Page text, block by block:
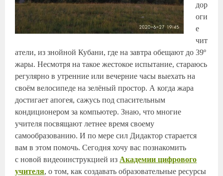
дор
оги
е
чит
атели, из знойной Кубани, где на завтра обещают до 39º
жары. Несмотря на такое жестокое испытание, стараюсь
регулярно в утренние или вечерние часы выехать на
своём велосипеде на зелёный простор. А когда жара
достигает апогея, сажусь под спасительным
кондиционером за компьютер. Знаю, что многие
учителя посвящают летнее время своему
самообразованию. И по мере сил Дидактор старается
вам в этом помочь. Сегодня хочу вас познакомить
с новой видеоинструкцией из Академии цифрового
учителя, о том, как создавать образовательные ресурсы